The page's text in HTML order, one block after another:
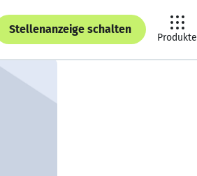
Stellenanzeige schalten
Produkte